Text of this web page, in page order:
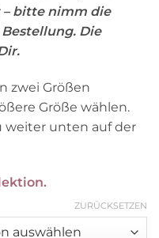
bitte nimm die
Die
zwei Größen
Größe wählen.
weiter unten auf der
ZURÜCKSETZEN